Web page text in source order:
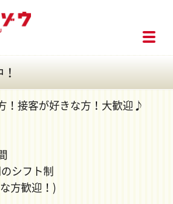
！接客が好きな方！大歓迎♪
シフト制
方歓迎！)